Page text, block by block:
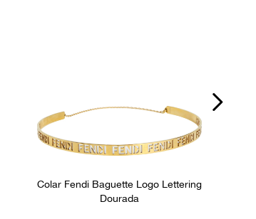
Colar Fendi Baguette Logo Lettering
Dourada